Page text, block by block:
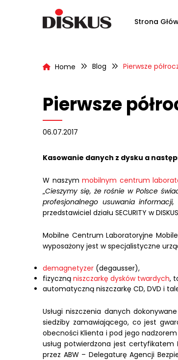
Strona
Home Blog Pierwsze
Pierwsze
06.07.2017
Kasowanie danych z dysku a
W naszym mobilnym centrum
„Cieszymy się, że rośnie w Polsce
profesjonalnego usuwania
przedstawiciel działu SECURITY w
Mobilne Centrum Laboratoryjne
wyposażony jest w specjalistyczne
demagnetyzer (degausser),
fizyczną niszczarkę dysków twardych,
automatyczną niszczarkę CD, DVD i
Usługi niszczenia danych
siedziby zamawiającego, co jest
obecności Klienta i pod jego
usług potwierdzona jest certyfikatem
przez ABW – Delegaturę Agencji